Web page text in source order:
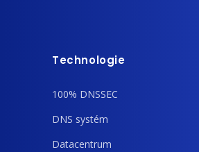
Technologie
100% DNSSEC
DNS systém
Datacentrum